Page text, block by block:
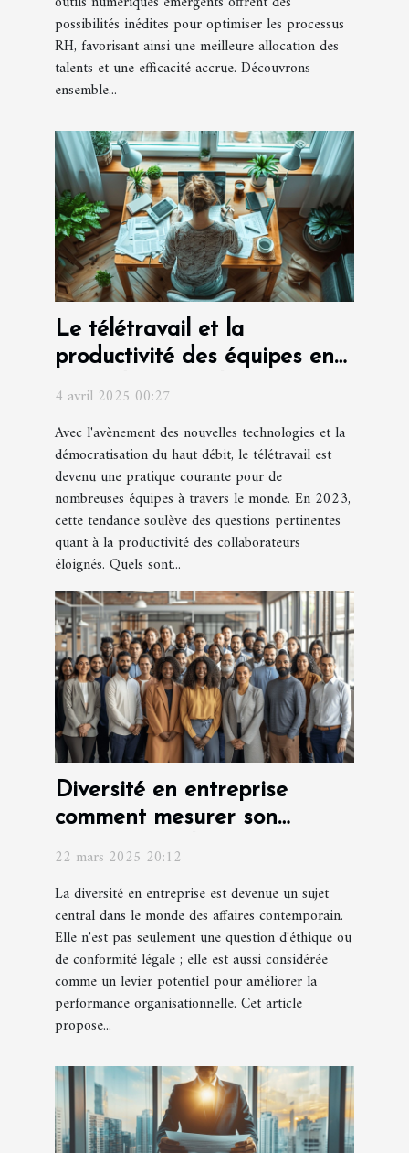
possibilités inédites pour optimiser les processus
RH, favorisant ainsi une meilleure allocation des
talents et une efficacité accrue. Découvrons
ensemble...
Le télétravail et la
productivité des équipes en
2023 défis et solutions
4 avril 2025 00:27
Avec l'avènement des nouvelles technologies et la
démocratisation du haut débit, le télétravail est
devenu une pratique courante pour de
nombreuses équipes à travers le monde. En 2023,
cette tendance soulève des questions pertinentes
quant à la productivité des collaborateurs
éloignés. Quels sont...
Diversité en entreprise
comment mesurer son
22 mars 2025 20:12
La diversité en entreprise est devenue un sujet
central dans le monde des affaires contemporain.
Elle n'est pas seulement une question d'éthique ou
de conformité légale ; elle est aussi considérée
comme un levier potentiel pour améliorer la
performance organisationnelle. Cet article
propose...